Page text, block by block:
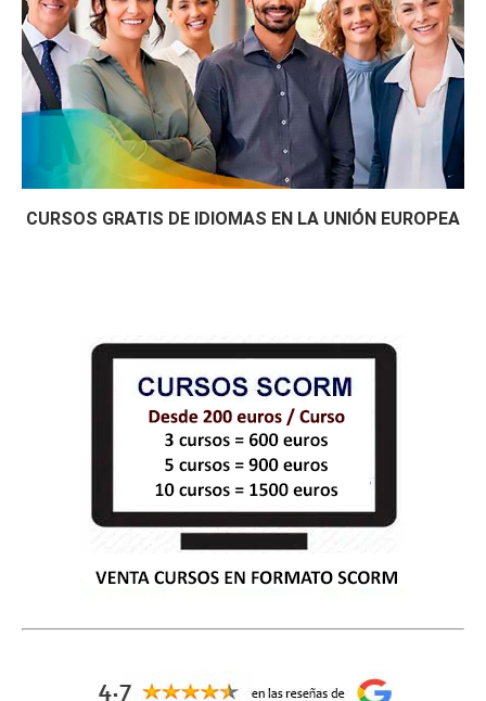
    Curso Gratis Introducción a las Nuevas Tecnologías pequeño comercio (2
0 horas)
    Curso Gratis E-commerce (22 horas)
    Curso Gratis Decoracion de escaparates - (30 horas)
    Curso Gratis Presentación y empaquetados de regalos - (30 horas)
Curso Gratis Comercio Electrónico (30 horas)
    Curso Gratis Operaciones de almacenaje (20 horas)
Curso Gratis de Implantación de Espacios
Curso Gratis Implantación de Productos y
CURSOS GRATIS DE CONTABILIDAD
CURSO GRATIS DE DISEÑO GRÁFICO Y WEB
Curso Gratis Blender Diseño en 3D (150 horas)
Curso Gratis Draw - Diseño Vectorial (120
Curso Gratis Electricidad (80 horas)
CURSOS GRATIS DE IDIOMAS EN LA UNIÓN EUROPEA